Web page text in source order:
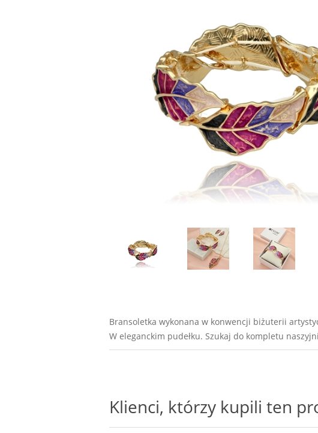
Bransoletka wykonana w konwencji biżuterii
W eleganckim pudełku. Szukaj do kompletu
Klienci, którzy kupili ten